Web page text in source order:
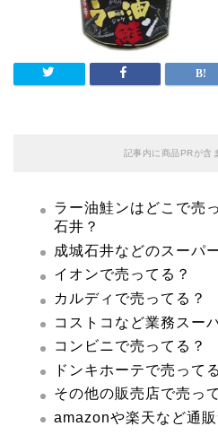
記事内に商品PRが含
ラー油鮭ンはどこで売
石井？
成城石井などのスーパ
イオンで売ってる？
カルディで売ってる？
コストコなど業務スー
コンビニで売ってる？
ドンキホーテで売って
その他の販売店で売っ
amazonや楽天など通